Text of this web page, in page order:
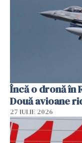
Încă o dronă în
Două avioane
27 IULIE 2026